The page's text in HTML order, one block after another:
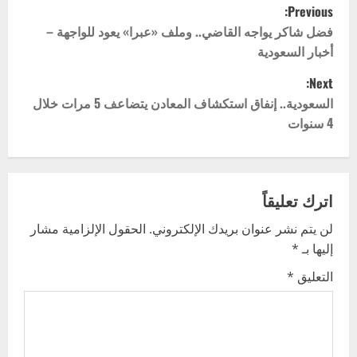
o
s
t
n
v
i
g
Previous:
فضل شاكر يواجه القاضي.. وملف «عبرا» يعود للواجهة –
أخبار السعودية
Next:
السعودية.. إنفاق استكشاف المعادن يتضاعف 5 مرات خلال
4 سنوات
اترك تعليقاً
لن يتم نشر عنوان بريدك الإلكتروني. الحقول الإلزامية مشار
إليها بـ*
التعليق *